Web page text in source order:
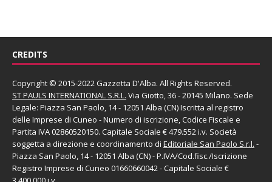
CREDITS
Copyright © 2015-2022 Gazzetta D'Alba. All Rights Reserved.
ST PAULS INTERNATIONAL S.R.L. Via Giotto, 36 - 20145 Milano. Sede
Legale: Piazza San Paolo, 14 - 12051 Alba (CN) Iscritta al registro
delle Imprese di Cuneo - Numero di iscrizione, Codice Fiscale e
Partita IVA 02860520150. Capitale Sociale € 479.552 i.v. Società
soggetta a direzione e coordinamento di Editoriale San Paolo S.r.l. -
Piazza San Paolo, 14 - 12051 Alba (CN) - P.IVA/Cod.fisc./Iscrizione
Registro Imprese di Cuneo 01660660042 - Capitale Sociale €